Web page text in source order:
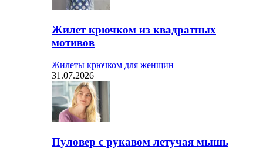
Жилет крючком из квадратных
мотивов
Жилеты крючком для женщин
31.07.2026
Пуловер с рукавом летучая мышь